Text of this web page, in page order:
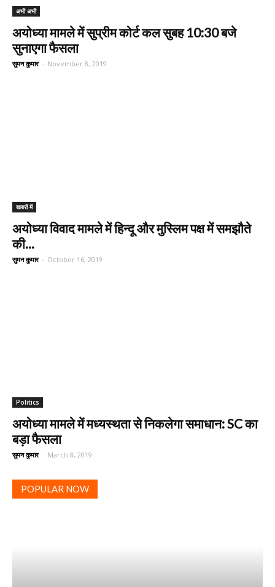
अभी अभी
अयोध्या मामले में सुप्रीम कोर्ट कल सुबह 10:30 बजे
सुनाएगा फैसला
सुमन कुमार - November 8, 2019
खबरों में
अयोध्या विवाद मामले में हिन्दू और मुस्लिम पक्ष में समझौते
की...
सुमन कुमार - October 16, 2019
Politics
अयोध्या मामले में मध्यस्थता से निकलेगा समाधान: SC का
बड़ा फैसला
सुमन कुमार - March 8, 2019
POPULAR NOW